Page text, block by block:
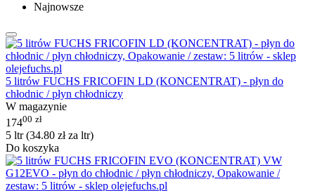
Najnowsze
5 litrów FUCHS FRICOFIN LD (KONCENTRAT) - płyn do
chłodnic / płyn chłodniczy
W magazynie
17400 zł
5 ltr (34.80 złza ltr)
Do koszyka